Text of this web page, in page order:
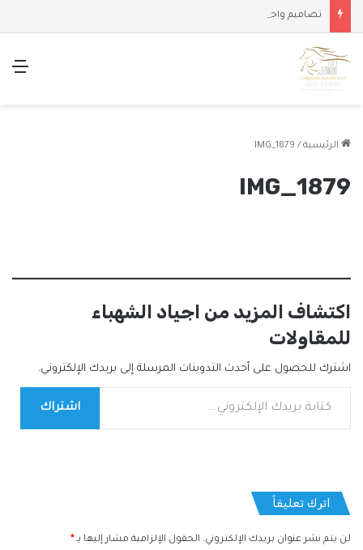
تصاميم واجهات وملاحق حديثة
الرئيسية /
IMG_1879
IMG_1879
اكتشاف المزيد من اجياد الشهباء
للمقاولات
اشترك للحصول على أحدث التدوينات المرسلة إلى بريدك الإلكتروني.
كتابة بريدك الإلكتروني...
اشتراك
اترك تعليقاً
لن يتم نشر عنوان بريدك الإلكتروني. الحقول الإلزامية مشار إليها بـ*